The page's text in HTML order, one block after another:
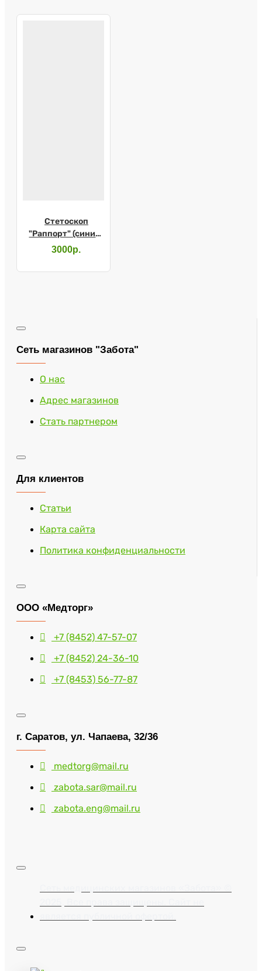
Стетоскоп
"Раппорт" (синий)
55см
3000р.
Сеть магазинов "Забота"
О нас
Адрес магазинов
Стать партнером
Для клиентов
Статьи
Карта сайта
Политика конфиденциальности
ООО «Медторг»
+7 (8452) 47-57-07
+7 (8452) 24-36-10
+7 (8453) 56-77-87
г. Саратов, ул. Чапаева, 32/36
medtorg@mail.ru
zabota.sar@mail.ru
zabota.eng@mail.ru